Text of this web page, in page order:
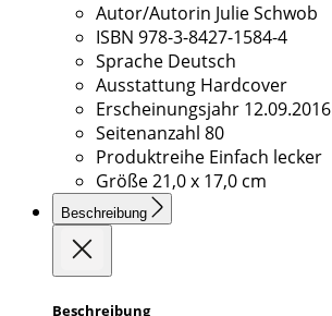
Autor/Autorin Julie Schwob
ISBN 978-3-8427-1584-4
Sprache Deutsch
Ausstattung Hardcover
Erscheinungsjahr 12.09.2016
Seitenanzahl 80
Produktreihe Einfach lecker
Größe21,0 x 17,0 cm
Beschreibung
Beschreibung